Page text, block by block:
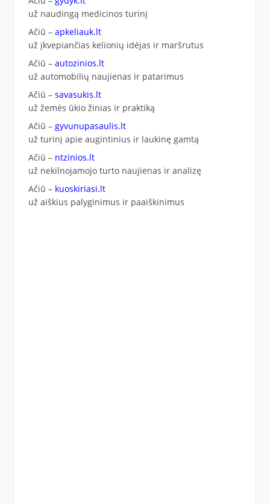
už naudingą medicinos turinį
Ačiū – apkeliauk.lt
už įkvepiančias kelionių idėjas ir maršrutus
Ačiū – autozinios.lt
už automobilių naujienas ir patarimus
Ačiū – savasukis.lt
už žemės ūkio žinias ir praktiką
Ačiū – gyvunupasaulis.lt
už turinį apie augintinius ir laukinę gamtą
Ačiū – ntzinios.lt
už nekilnojamojo turto naujienas ir analizę
Ačiū – kuoskiriasi.lt
už aiškius palyginimus ir paaiškinimus